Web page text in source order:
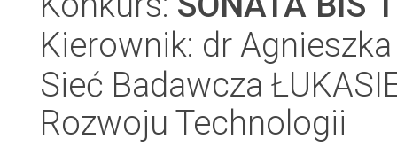
Kierownik: dr
Sieć Badawcza
Rozwoju Technologii